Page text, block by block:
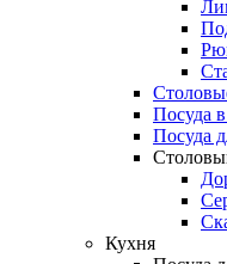
Посуда
Посуда
Кухня